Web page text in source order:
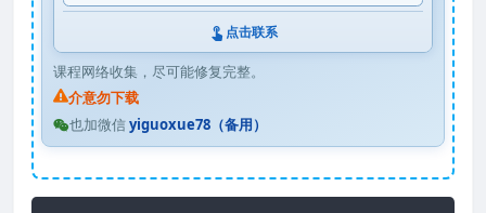
点击联系
课程网络收集，尽可能修复完整。
介意勿下载
也加微信yiguoxue78（备用）